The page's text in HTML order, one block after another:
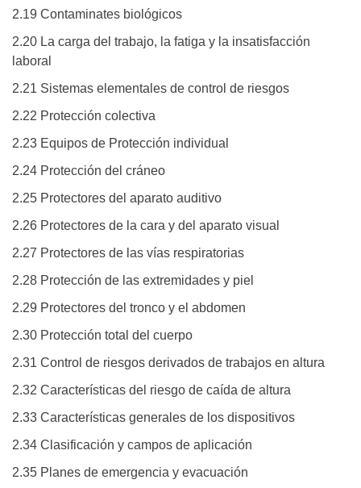
2.19 Contaminates biológicos
2.20 La carga del trabajo, la fatiga y la insatisfacción
laboral
2.21 Sistemas elementales de control de riesgos
2.22 Protección colectiva
2.23 Equipos de Protección individual
2.24 Protección del cráneo
2.25 Protectores del aparato auditivo
2.26 Protectores de la cara y del aparato visual
2.27 Protectores de las vías respiratorias
2.28 Protección de las extremidades y piel
2.29 Protectores del tronco y el abdomen
2.30 Protección total del cuerpo
2.31 Control de riesgos derivados de trabajos en altura
2.32 Características del riesgo de caída de altura
2.33 Características generales de los dispositivos
2.34 Clasificación y campos de aplicación
2.35 Planes de emergencia y evacuación